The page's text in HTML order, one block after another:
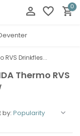
0
RVS Drinkfles...
Thermo RVS
by: